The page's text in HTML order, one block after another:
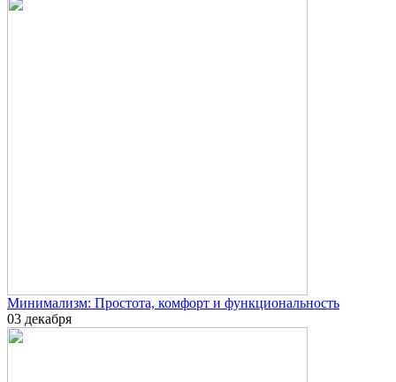
Минимализм: Простота, комфорт и функциональность
03 декабря